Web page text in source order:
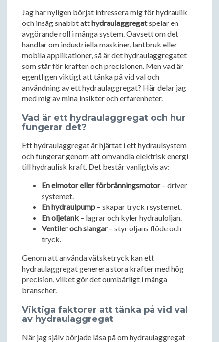
Jag har nyligen börjat intressera mig för hydraulik
och insåg snabbt atthydraulaggregatspelar en
avgörande roll i många system. Oavsett om det
handlar om industriella maskiner, lantbruk eller
mobila applikationer, så är det hydraulaggregatet
som står för kraften och precisionen. Men vad är
egentligen viktigt att tänka på vid val och
användning av ett hydraulaggregat? Här delar jag
med mig av mina insikter och erfarenheter.
Vad är ett hydraulaggregat och hur
fungerar det?
Ett hydraulaggregat är hjärtat i ett hydraulsystem
och fungerar genom att omvandla elektrisk energi
till hydraulisk kraft. Det består vanligtvis av:
En elmotor eller förbränningsmotor– driver
systemet.
En hydraulpump – skapar tryck i systemet.
En oljetank– lagrar och kyler hydrauloljan.
Ventiler och slangar– styr oljans flöde och
tryck.
Genom att använda vätsketryck kan ett
hydraulaggregat generera stora krafter med hög
precision, vilket gör det oumbärligt i många
branscher.
Viktiga faktorer att tänka på vid val
av hydraulaggregat
När jag själv började läsa på om hydraulaggregat